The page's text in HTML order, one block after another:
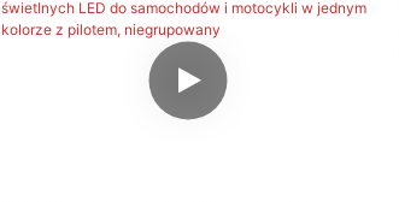
Po udoskonaleniu przez kilka generacji,
najnowszy produkt udowodnił, że ma szersze
zastosowanie w systemach oświetlenia
samochodowego i innych dziedzinach